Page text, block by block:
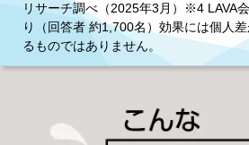
リサーチ調べ（2025年3月）※4 LAVA
り（回答者 約1,700名）効果には個人
るものではありません。